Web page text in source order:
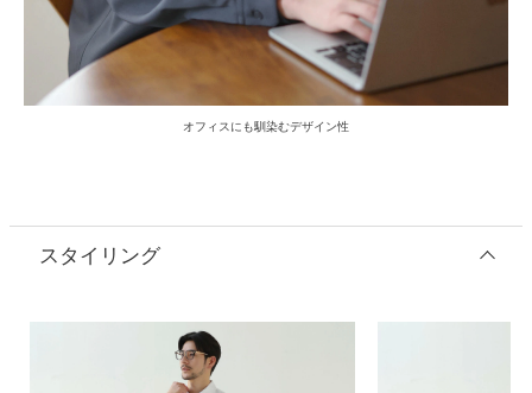
オフィスにも馴染むデザイン性
スタイリング